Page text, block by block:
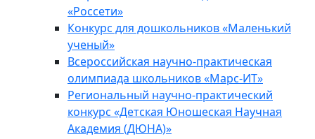
«Россети»
Конкурс для дошкольников «Маленький
ученый»
Всероссийская научно-практическая
олимпиада школьников «Марс-ИТ»
Региональный научно-практический
конкурс «Детская Юношеская Научная
Академия (ДЮНА)»